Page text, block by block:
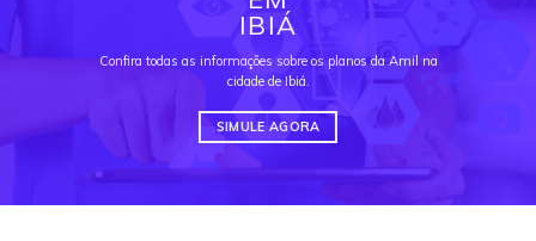
IBIÁ
Confira todas as informações sobre os planos da Amil na
cidade de Ibiá.
SIMULE AGORA